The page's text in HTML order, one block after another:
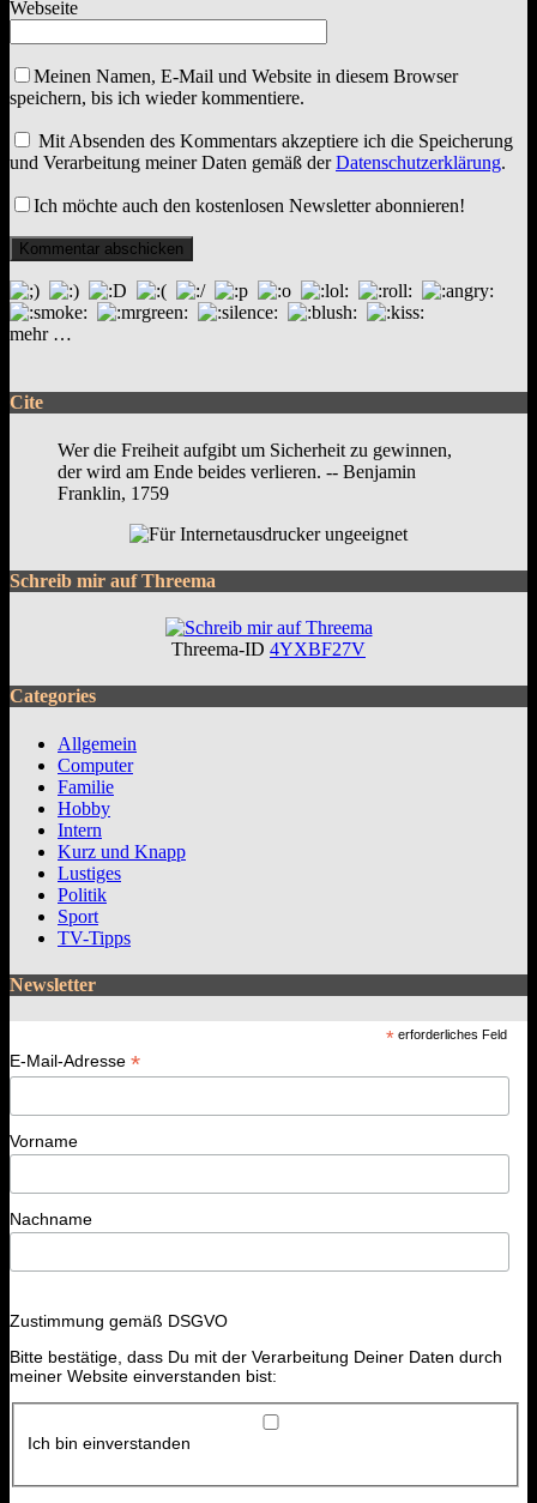
Webseite
Meinen Namen, E-Mail und Website in diesem Browser
speichern, bis ich wieder kommentiere.
Mit Absenden des Kommentars akzeptiere ich die Speicherung
und Verarbeitung meiner Daten gemäß derDatenschutzerklärung.
Ich möchte auch den kostenlosen Newsletter abonnieren!
mehr …
Cite
Wer die Freiheit aufgibt um Sicherheit zu gewinnen,
der wird am Ende beides verlieren. -- Benjamin
Franklin, 1759
Schreib mir auf Threema
Threema-ID 4YXBF27V
Categories
Allgemein
Computer
Familie
Hobby
Intern
Kurz und Knapp
Lustiges
Politik
Sport
TV-Tipps
Newsletter
*erforderliches Feld
E-Mail-Adresse *
Vorname
Nachname
Zustimmung gemäß DSGVO
Bitte bestätige, dass Du mit der Verarbeitung Deiner Daten durch
meiner Website einverstanden bist:
Ich bin einverstanden